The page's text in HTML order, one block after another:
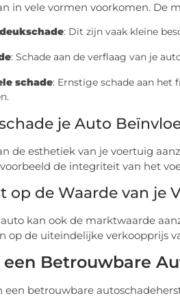
in vele vormen voorkomen. De
: Dit zijn vaak kleine
: Schade aan de verflaag van je
schade: Ernstige schade aan het
je Auto
de esthetiek van je voertuig
de integriteit van het
op de Waarde van je
kan ook de marktwaarde
op de uiteindelijke verkoopprijs
Betrouwbare
een betrouwbare